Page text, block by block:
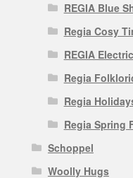
REGIA Blue
Regia Cosy
REGIA
Regia
Regia
Regia Spring
Schoppel
Woolly Hugs